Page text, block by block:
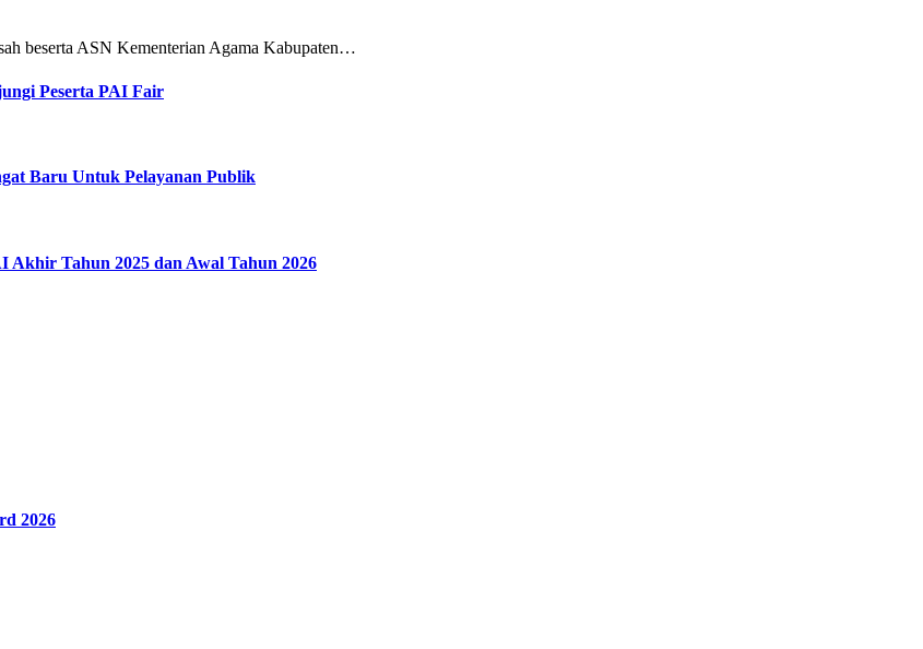
beserta ASN Kementerian Agama Kabupaten…
Peserta PAI Fair
Baru Untuk Pelayanan Publik
Akhir Tahun 2025 dan Awal Tahun 2026
2026